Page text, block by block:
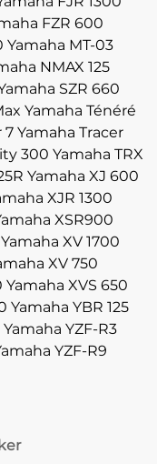
FZR 600
Yamaha MT-03
NMAX 125
SZR 660
Yamaha Ténéré
7 Yamaha Tracer
300 Yamaha TRX
Yamaha XJ 600
XJR 1300
XSR900
Yamaha XV 1700
XV 750
Yamaha XVS 650
Yamaha YBR 125
Yamaha YZF-R3
YZF-R9